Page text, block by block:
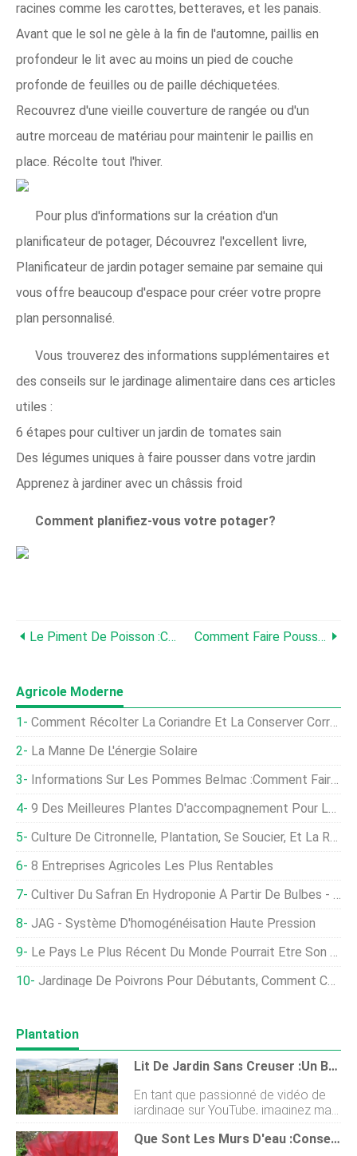
racines comme les carottes, betteraves, et les panais.
Avant que le sol ne gèle à la fin de l'automne, paillis en
profondeur le lit avec au moins un pied de couche
profonde de feuilles ou de paille déchiquetées.
Recouvrez d'une vieille couverture de rangée ou d'un
autre morceau de matériau pour maintenir le paillis en
place. Récolte tout l'hiver.
Pour plus d'informations sur la création d'un
planificateur de potager, Découvrez l'excellent livre,
Planificateur de jardin potager semaine par semaine qui
vous offre beaucoup d'espace pour créer votre propre
plan personnalisé.
Vous trouverez des informations supplémentaires et
des conseils sur le jardinage alimentaire dans ces articles
utiles :
6 étapes pour cultiver un jardin de tomates sain
Des légumes uniques à faire pousser dans votre jardin
Apprenez à jardiner avec un châssis froid
Comment planifiez-vous votre potager?
Le Piment De Poisson :comment Faire Pousser Ce Légume Patrimonial Fascinant Comment Faire Pousser Des Patates Douces Dans Un Potager À La Maison
Agricole Moderne
Comment Récolter La Coriandre Et La Conserver Correctement
La Manne De L'énergie Solaire
Informations Sur Les Pommes Belmac :comment Faire Pousser Des Pommes Belmac
9 Des Meilleures Plantes D'accompagnement Pour Le Chou-Rave
Culture De Citronnelle, Plantation, Se Soucier, Et La Récolte
8 Entreprises Agricoles Les Plus Rentables
Cultiver Du Safran En Hydroponie À Partir De Bulbes - Un Guide Complet
JAG - Système D'homogénéisation Haute Pression
Le Pays Le Plus Récent Du Monde Pourrait Être Son Prochain Hotspot De Café
Jardinage De Poivrons Pour Débutants, Comment Commencer
Plantation
Lit De Jardin Sans Creuser :un Bon Sol Avec Moins De Travail
En tant que passionné de vidéo de
jardinage sur YouTube, imaginez ma
surprise et mon plaisir absolus
lorsque jai vu la collaboration entre Que Sont Les Murs D'eau :conseils Pour Utiliser Un Mur D'eau Pour Les Plantes